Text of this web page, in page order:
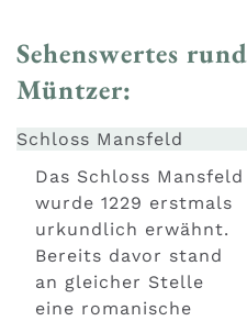
Sehenswertes
Müntzer:
Schloss Mansfeld
Das Schloss Mansfeld
wurde 1229 erstmals
urkundlich erwähnt.
Bereits davor stand
an gleicher Stelle
eine romanische